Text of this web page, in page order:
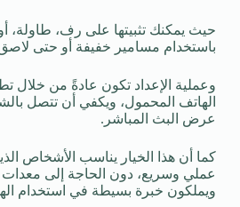
حيث يمكنك تثبيتها على رف، طاولة،
باستخدام مسامير خفيفة أو حتى
وعملية الإعداد تكون عادةً من
الهاتف المحمول، ويكفي أن تتصل
عرض البث المباشر.
كما أن هذا الخيار يناسب الأشخاص
عملي وسريع، دون الحاجة إلى معدات
ويملكون خبرة بسيطة في استخدام